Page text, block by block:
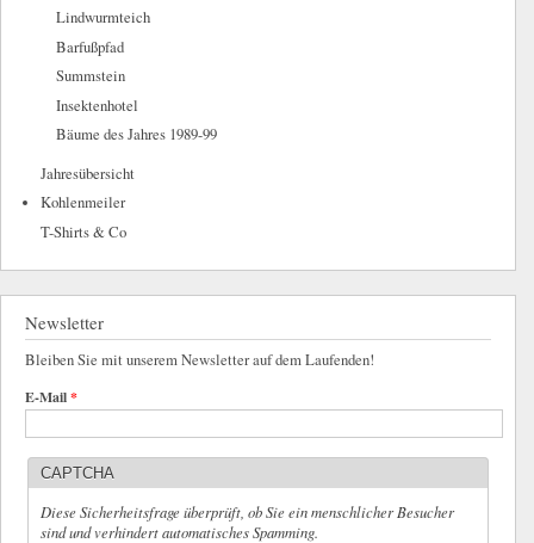
Lindwurmteich
Barfußpfad
Summstein
Insektenhotel
Bäume des Jahres 1989-99
Jahresübersicht
Kohlenmeiler
T-Shirts & Co
Newsletter
Bleiben Sie mit unserem Newsletter auf dem Laufenden!
E-Mail*
CAPTCHA
Diese Sicherheitsfrage überprüft, ob Sie ein menschlicher Besucher
sind und verhindert automatisches Spamming.